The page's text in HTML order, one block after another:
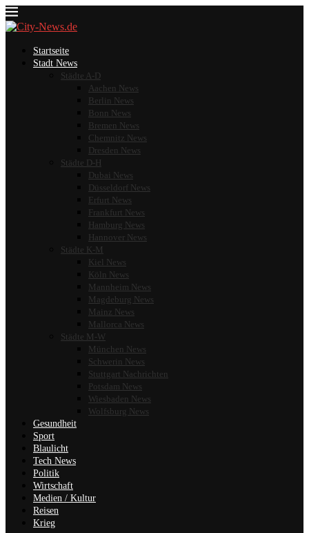
Startseite
Stadt News
Städte A-D
Aachen News
Berlin News
Bonn News
Bremen News
Chemnitz News
Dresden News
Städte D-H
Dubai News
Düsseldorf News
Erfurt News
Frankfurt News
Hamburg News
Hannover News
Städte K-M
Kiel News
Köln News
Mannheim News
Magdeburg News
Mainz News
Mallorca News
Städte M-W
München News
Schwerin News
Stuttgart Nachrichten
Potsdam News
Wiesbaden News
Wolfsburg News
Gesundheit
Sport
Blaulicht
Tech News
Politik
Wirtschaft
Medien / Kultur
Reisen
Krieg